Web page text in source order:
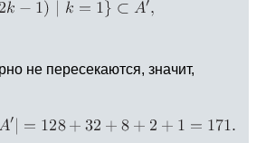
не пересекаются, значит,